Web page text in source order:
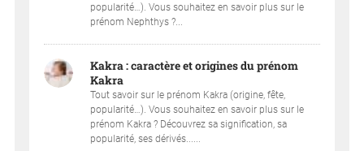
popularité…). Vous souhaitez en savoir plus sur le
prénom Nephthys ?...
Kakra : caractère et origines du prénom
Kakra
Tout savoir sur le prénom Kakra (origine, fête,
popularité…). Vous souhaitez en savoir plus sur le
prénom Kakra ? Découvrez sa signification, sa
popularité, ses dérivés......